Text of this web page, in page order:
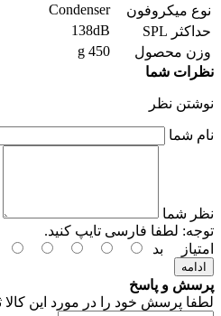
نوع میکروفون
Condenser
حداکثر SPL
138dB
وزن محصول
450 g
نظرات شما
نوشتن نظر
نام شما
نظر شما
توجه: لطفا فارسی تایپ کنید.
امتیاز
بد
ادامه
پرسش و پاسخ
لطفا پرسش خود را در مورد این کالا